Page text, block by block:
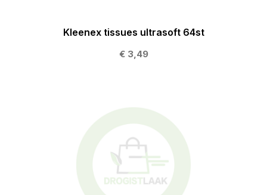
Kleenex tissues ultrasoft 64st
€ 3,49